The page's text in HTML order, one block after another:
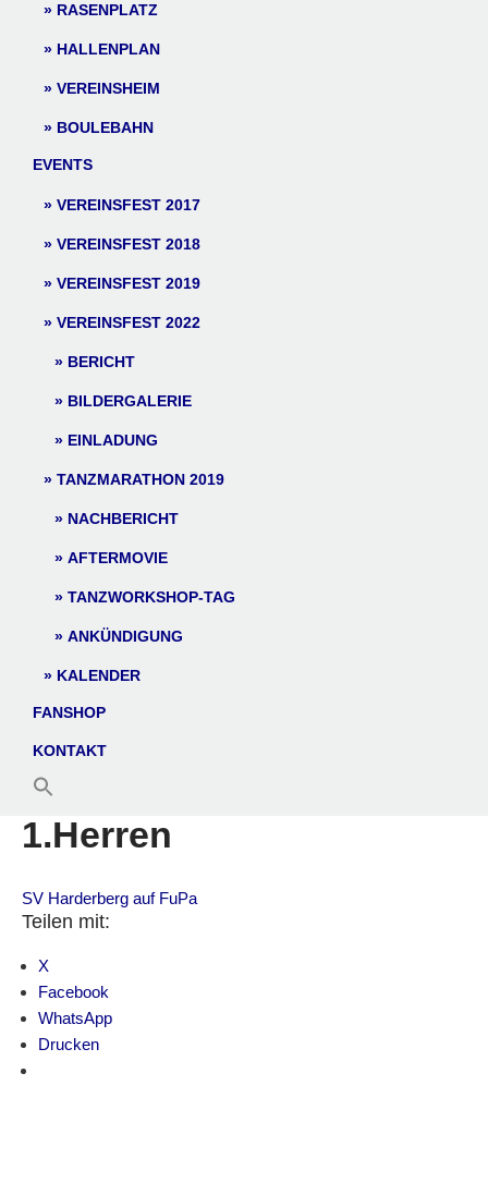
RASENPLATZ
HALLENPLAN
VEREINSHEIM
BOULEBAHN
EVENTS
VEREINSFEST 2017
VEREINSFEST 2018
VEREINSFEST 2019
VEREINSFEST 2022
BERICHT
BILDERGALERIE
EINLADUNG
TANZMARATHON 2019
NACHBERICHT
AFTERMOVIE
TANZWORKSHOP-TAG
ANKÜNDIGUNG
KALENDER
FANSHOP
KONTAKT
1.Herren
SV Harderberg auf FuPa
Teilen mit:
X
Facebook
WhatsApp
Drucken